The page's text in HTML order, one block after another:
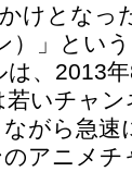
けとなっ
）」とい
、2013
いチャ
がら急速
アニメ